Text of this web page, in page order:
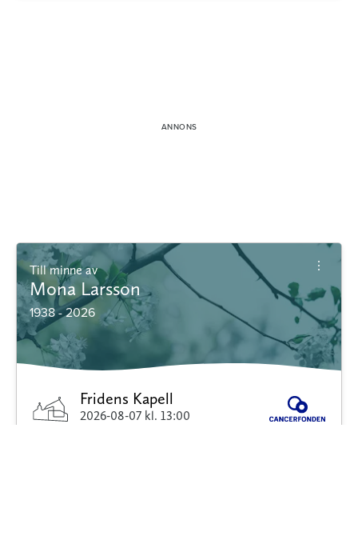
Till minne av
Mona Larsson
1938 - 2026
Fridens Kapell
2026-08-07 kl. 13:00